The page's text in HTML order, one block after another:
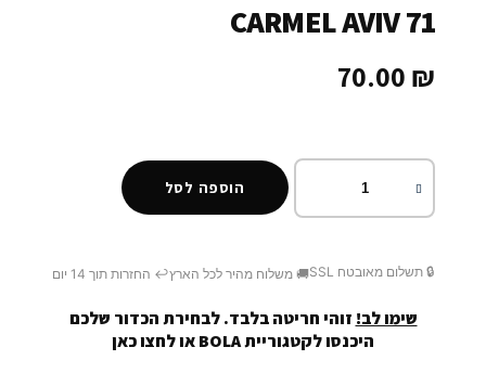
CARMEL AVIV 71
70.00 ₪
הוספה לסל
🔒 תשלום מאובטח SSL 🚚 משלוח מהיר לכל הארץ↩️ החזרות תוך 14 יום
שימו לב! זוהי חריטה בלבד. לבחירת הכדור שלכם
היכנסו לקטגוריית BOLA או
לחצו כאן